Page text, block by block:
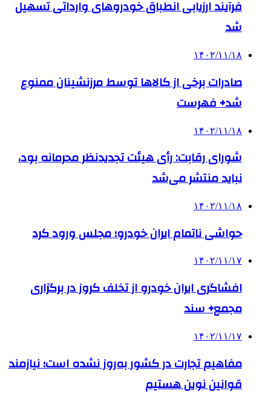
فرآیند ارزیابی انطباق خودروهای وارداتی تسهیل
شد
۱۴۰۲/۱۱/۱۸
صادرات برخی از کالاها توسط مرزنشینان ممنوع
شد+ فهرست
۱۴۰۲/۱۱/۱۸
شورای رقابت: رأی هیئت تجدیدنظر محرمانه بود،
نباید منتشر می‌شد
۱۴۰۲/۱۱/۱۸
حواشی ناتمام ایران خودرو؛ مجلس ورود کرد
۱۴۰۲/۱۱/۱۷
افشاگری ایران خودرو از تخلف کروز در برگزاری
مجمع+ سند
۱۴۰۲/۱۱/۱۷
مفاهیم تجارت در کشور به‌روز نشده است؛ نیازمند
قوانین نوین هستیم